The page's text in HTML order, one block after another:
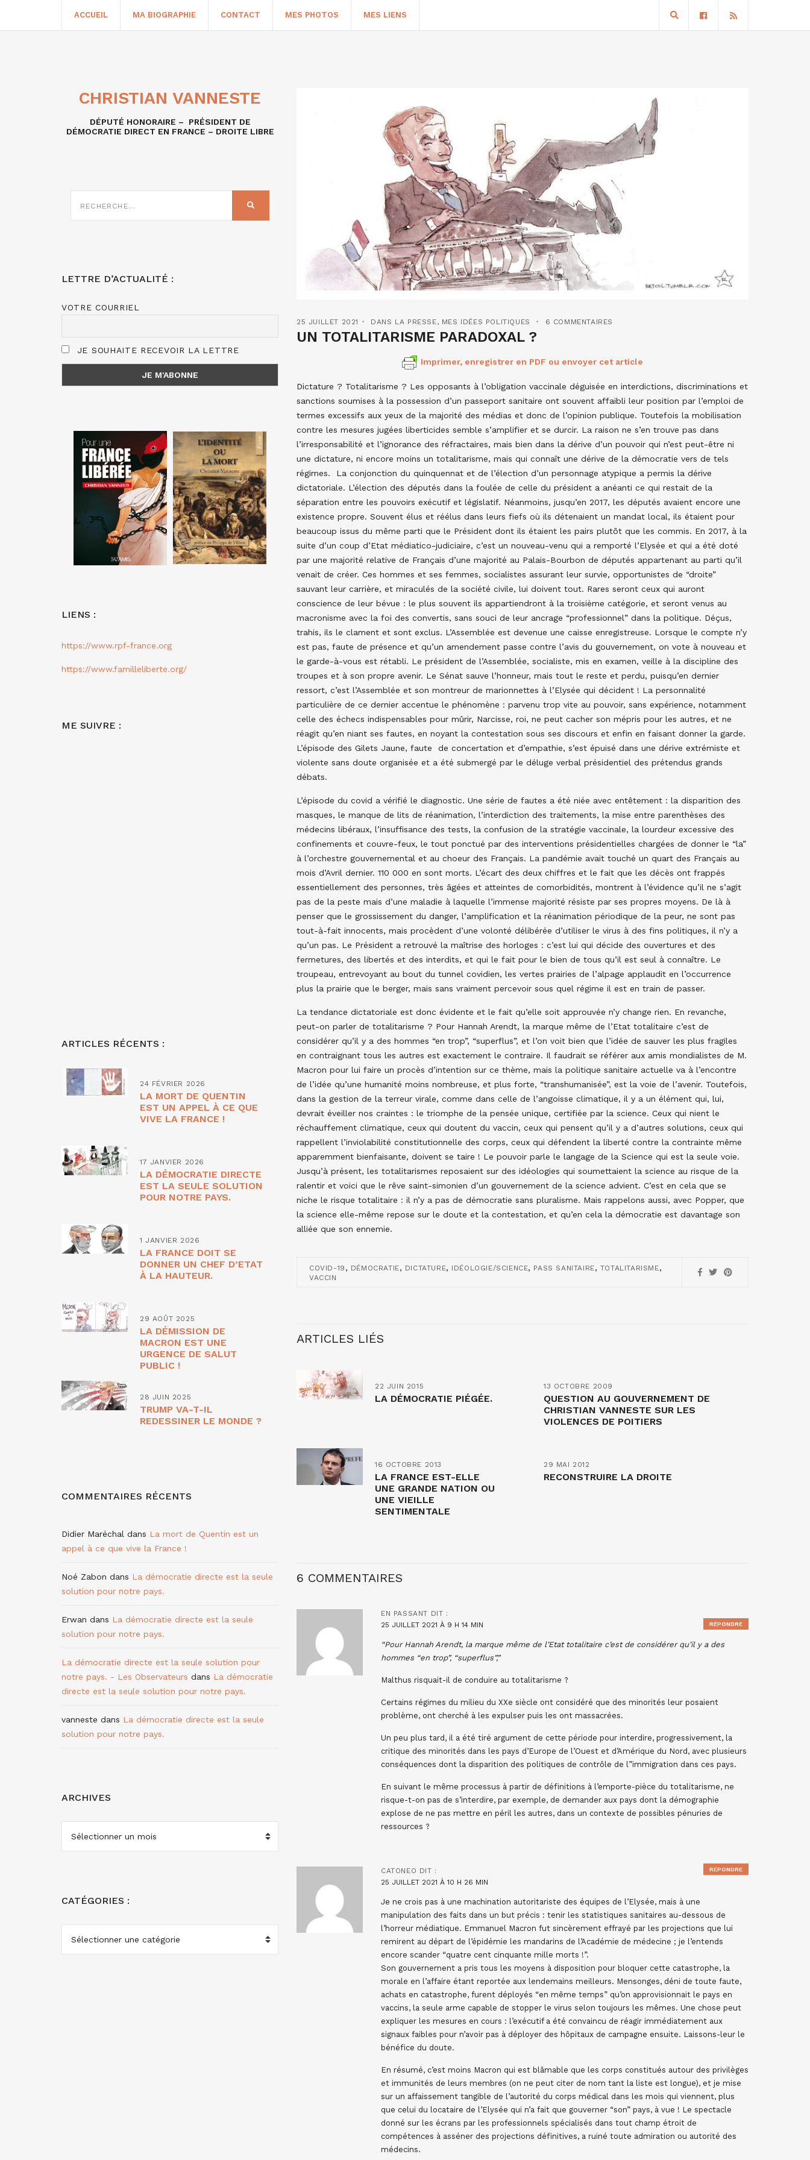
ACCUEIL MA BIOGRAPHIE CONTACT MES PHOTOS MES LIENS
25 JUILLET 2021 DANS LA PRESSE, MES IDÉES POLITIQUES 6 COMMENTAIRES
UN TOTALITARISME PARADOXAL ?
Imprimer, enregistrer en PDF ou envoyer cet article
Dictature ? Totalitarisme ? Les opposants à l’obligation vaccinale déguisée en interdictions, discriminations et
sanctions soumises à la possession d’un passeport sanitaire ont souvent affaibli leur position par l’emploi de
termes excessifs aux yeux de la majorité des médias et donc de l’opinion publique. Toutefois la mobilisation
contre les mesures jugées liberticides semble s’amplifier et se durcir. La raison ne s’en trouve pas dans
l’irresponsabilité et l’ignorance des réfractaires, mais bien dans la dérive d’un pouvoir qui n’est peut-être ni
une dictature, ni encore moins un totalitarisme, mais qui connaît une dérive de la démocratie vers de tels
régimes. La conjonction du quinquennat et de l’élection d’un personnage atypique a permis la dérive
dictatoriale. L’élection des députés dans la foulée de celle du président a anéanti ce qui restait de la
séparation entre les pouvoirs exécutif et législatif. Néanmoins, jusqu’en 2017, les députés avaient encore une
existence propre. Souvent élus et réélus dans leurs fiefs où ils détenaient un mandat local, ils étaient pour
beaucoup issus du même parti que le Président dont ils étaient les pairs plutôt que les commis. En 2017, à la
suite d’un coup d’Etat médiatico-judiciaire, c’est un nouveau-venu qui a remporté l’Elysée et qui a été doté
par une majorité relative de Français d’une majorité au Palais-Bourbon de députés appartenant au parti qu’il
venait de créer. Ces hommes et ses femmes, socialistes assurant leur survie, opportunistes de “droite”
sauvant leur carrière, et miraculés de la société civile, lui doivent tout. Rares seront ceux qui auront
conscience de leur bévue : le plus souvent ils appartiendront à la troisième catégorie, et seront venus au
macronisme avec la foi des convertis, sans souci de leur ancrage “professionnel” dans la politique. Déçus,
trahis, ils le clament et sont exclus. L’Assemblée est devenue une caisse enregistreuse. Lorsque le compte n’y
est pas, faute de présence et qu’un amendement passe contre l’avis du gouvernement, on vote à nouveau et
le garde-à-vous est rétabli. Le président de l’Assemblée, socialiste, mis en examen, veille à la discipline des
troupes et à son propre avenir. Le Sénat sauve l’honneur, mais tout le reste et perdu, puisqu’en dernier
ressort, c’est l’Assemblée et son montreur de marionnettes à l’Elysée qui décident ! La personnalité
particulière de ce dernier accentue le phénomène : parvenu trop vite au pouvoir, sans expérience, notamment
celle des échecs indispensables pour mûrir, Narcisse, roi, ne peut cacher son mépris pour les autres, et ne
réagit qu’en niant ses fautes, en noyant la contestation sous ses discours et enfin en faisant donner la garde.
L’épisode des Gilets Jaune, faute de concertation et d’empathie, s’est épuisé dans une dérive extrémiste et
violente sans doute organisée et a été submergé par le déluge verbal présidentiel des prétendus grands
débats.
L’épisode du covid a vérifié le diagnostic. Une série de fautes a été niée avec entêtement : la disparition des
masques, le manque de lits de réanimation, l’interdiction des traitements, la mise entre parenthèses des
médecins libéraux, l’insuffisance des tests, la confusion de la stratégie vaccinale, la lourdeur excessive des
confinements et couvre-feux, le tout ponctué par des interventions présidentielles chargées de donner le “la”
à l’orchestre gouvernemental et au choeur des Français. La pandémie avait touché un quart des Français au
mois d’Avril dernier. 110 000 en sont morts. L’écart des deux chiffres et le fait que les décès ont frappés
essentiellement des personnes, très âgées et atteintes de comorbidités, montrent à l’évidence qu’il ne s’agit
pas de la peste mais d’une maladie à laquelle l’immense majorité résiste par ses propres moyens. De là à
penser que le grossissement du danger, l’amplification et la réanimation périodique de la peur, ne sont pas
tout-à-fait innocents, mais procèdent d’une volonté délibérée d’utiliser le virus à des fins politiques, il n’y a
qu’un pas. Le Président a retrouvé la maîtrise des horloges : c’est lui qui décide des ouvertures et des
fermetures, des libertés et des interdits, et qui le fait pour le bien de tous qu’il est seul à connaître. Le
troupeau, entrevoyant au bout du tunnel covidien, les vertes prairies de l’alpage applaudit en l’occurrence
plus la prairie que le berger, mais sans vraiment percevoir sous quel régime il est en train de passer.
La tendance dictatoriale est donc évidente et le fait qu’elle soit approuvée n’y change rien. En revanche,
peut-on parler de totalitarisme ? Pour Hannah Arendt, la marque même de l’Etat totalitaire c’est de
considérer qu’il y a des hommes “en trop”, “superflus”, et l’on voit bien que l’idée de sauver les plus fragiles
en contraignant tous les autres est exactement le contraire. Il faudrait se référer aux amis mondialistes de M.
Macron pour lui faire un procès d’intention sur ce thème, mais la politique sanitaire actuelle va à l’encontre
de l’idée qu’une humanité moins nombreuse, et plus forte, “transhumanisée”, est la voie de l’avenir. Toutefois,
dans la gestion de la terreur virale, comme dans celle de l’angoisse climatique, il y a un élément qui, lui,
devrait éveiller nos craintes : le triomphe de la pensée unique, certifiée par la science. Ceux qui nient le
réchauffement climatique, ceux qui doutent du vaccin, ceux qui pensent qu’il y a d’autres solutions, ceux qui
rappellent l’inviolabilité constitutionnelle des corps, ceux qui défendent la liberté contre la contrainte même
apparemment bienfaisante, doivent se taire ! Le pouvoir parle le langage de la Science qui est la seule voie.
Jusqu’à présent, les totalitarismes reposaient sur des idéologies qui soumettaient la science au risque de la
ralentir et voici que le rêve saint-simonien d’un gouvernement de la science advient. C’est en cela que se
niche le risque totalitaire : il n’y a pas de démocratie sans pluralisme. Mais rappelons aussi, avec Popper, que
la science elle-même repose sur le doute et la contestation, et qu’en cela la démocratie est davantage son
alliée que son ennemie.
COVID-19 , DÉMOCRATIE, DICTATURE, IDÉOLOGIE/SCIENCE, PASS SANITAIRE, TOTALITARISME,
VACCIN
ARTICLES LIÉS
22 JUIN 2015
LA DÉMOCRATIE PIÉGÉE.
13 OCTOBRE 2009
QUESTION AU GOUVERNEMENT DE
CHRISTIAN VANNESTE SUR LES
VIOLENCES DE POITIERS
16 OCTOBRE 2013
LA FRANCE EST-ELLE
UNE GRANDE NATION OU
UNE VIEILLE
SENTIMENTALE
29 MAI 2012
RECONSTRUIRE LA DROITE
6 COMMENTAIRES
EN PASSANT DIT :
25 JUILLET 2021 À 9 H 14 MIN
“Pour Hannah Arendt, la marque même de l’Etat totalitaire c’est de considérer qu’il y a des
hommes “en trop”, “superflus”,”
Malthus risquait-il de conduire au totalitarisme ?
Certains régimes du milieu du XXe siècle ont considéré que des minorités leur posaient
problème, ont cherché à les expulser puis les ont massacrées.
Un peu plus tard, il a été tiré argument de cette période pour interdire, progressivement, la
critique des minorités dans les pays d’Europe de l’Ouest et d’Amérique du Nord, avec plusieurs
conséquences dont la disparition des politiques de contrôle de l”immigration dans ces pays.
En suivant le même processus à partir de définitions à l’emporte-pièce du totalitarisme, ne
risque-t-on pas de s’interdire, par exemple, de demander aux pays dont la démographie
explose de ne pas mettre en péril les autres, dans un contexte de possibles pénuries de
ressources ?
RÉPONDRE
CATONEO DIT :
25 JUILLET 2021 À 10 H 26 MIN
Je ne crois pas à une machination autoritariste des équipes de l’Elysée, mais à une
manipulation des faits dans un but précis : tenir les statistiques sanitaires au-dessous de
l’horreur médiatique. Emmanuel Macron fut sincèrement effrayé par les projections que lui
remirent au départ de l’épidémie les mandarins de l’Académie de médecine ; je l’entends
encore scander “quatre cent cinquante mille morts !”.
Son gouvernement a pris tous les moyens à disposition pour bloquer cette catastrophe, la
morale en l’affaire étant reportée aux lendemains meilleurs. Mensonges, déni de toute faute,
achats en catastrophe, furent déployés “en même temps” qu’on approvisionnait le pays en
vaccins, la seule arme capable de stopper le virus selon toujours les mêmes. Une chose peut
expliquer les mesures en cours : l’exécutif a été convaincu de réagir immédiatement aux
signaux faibles pour n’avoir pas à déployer des hôpitaux de campagne ensuite. Laissons-leur le
bénéfice du doute.
En résumé, c’est moins Macron qui est blâmable que les corps constitués autour des privilèges
et immunités de leurs membres (on ne peut citer de nom tant la liste est longue), et je mise
sur un affaissement tangible de l’autorité du corps médical dans les mois qui viennent, plus
que celui du locataire de l’Elysée qui n’a fait que gouverner “son” pays, à vue ! Le spectacle
donné sur les écrans par les professionnels spécialisés dans tout champ étroit de
compétences à asséner des projections définitives, a ruiné toute admiration ou autorité des
médecins.
RÉPONDRE
CHRISTIAN VANNESTE
DÉPUTÉ HONORAIRE – PRÉSIDENT DE
DÉMOCRATIE DIRECT EN FRANCE – DROITE LIBRE
SUR
LETTRE D’ACTUALITÉ :
VOTRE COURRIEL
JE SOUHAITE RECEVOIR LA LETTRE
LIENS :
https://www.rpf-france.org
https://www.familleliberte.org/
ME SUIVRE :
ARTICLES RÉCENTS :
24 FÉVRIER 2026
LA MORT DE QUENTIN
EST UN APPEL À CE QUE
VIVE LA FRANCE !
17 JANVIER 2026
LA DÉMOCRATIE DIRECTE
EST LA SEULE SOLUTION
POUR NOTRE PAYS.
1 JANVIER 2026
LA FRANCE DOIT SE
DONNER UN CHEF D’ETAT
À LA HAUTEUR.
29 AOÛT 2025
LA DÉMISSION DE
MACRON EST UNE
URGENCE DE SALUT
PUBLIC !
28 JUIN 2025
TRUMP VA-T-IL
REDESSINER LE MONDE ?
COMMENTAIRES RÉCENTS
Didier Maréchal dans La mort de Quentin est un
appel à ce que vive la France !
Noé Zabon dans La démocratie directe est la seule
solution pour notre pays.
Erwan dans La démocratie directe est la seule
solution pour notre pays.
La démocratie directe est la seule solution pour
notre pays. - Les Observateurs dans La démocratie
directe est la seule solution pour notre pays.
vanneste dans La démocratie directe est la seule
solution pour notre pays.
ARCHIVES
ARCHIVES
CATÉGORIES :
CATÉGORIES